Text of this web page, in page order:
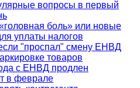
вопросы в первый
боль» или новые
уплаты налогов
"проспал" смену ЕНВД
товаров
с ЕНВД продлен
в феврале